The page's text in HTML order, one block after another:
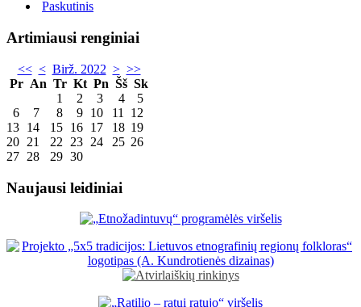
Paskutinis
Artimiausi renginiai
<< < Birž. 2022 > >>
Pr An Tr Kt Pn Šš Sk
1
2 3 4
5
6
7 8 9 10 11
12
13 14 15 16 17 18 19
20 21 22 23 24 25 26
27 28 29 30
Naujausi leidiniai